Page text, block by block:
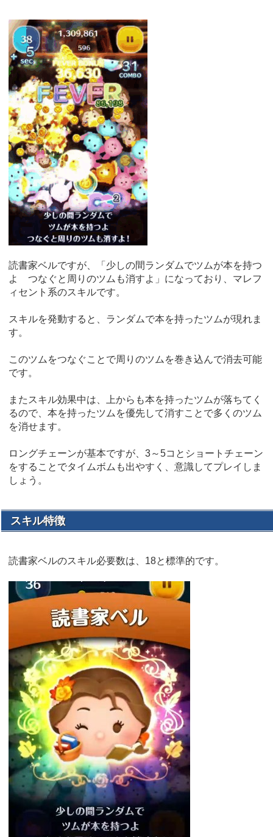
読書家ベルですが、「少しの間ランダムでツムが本を持つ
よ つなぐと周りのツムも消すよ」になっており、マレフ
ィセント系のスキルです。
スキルを発動すると、ランダムで本を持ったツムが現れま
す。
このツムをつなぐことで周りのツムを巻き込んで消去可能
です。
またスキル効果中は、上からも本を持ったツムが落ちてく
るので、本を持ったツムを優先して消すことで多くのツム
を消せます。
ロングチェーンが基本ですが、3～5コとショートチェーン
をすることでタイムボムも出やすく、意識してプレイしま
しょう。
スキル特徴
読書家ベルのスキル必要数は、18と標準的です。